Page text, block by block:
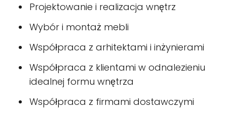
Projektowanie i realizacja wnętrz
Wybór i montaż mebli
Współpraca z arhitektami i inżynierami
Współpraca z klientami w odnalezieniu
idealnej formu wnętrza
Współpraca z firmami dostawczymi